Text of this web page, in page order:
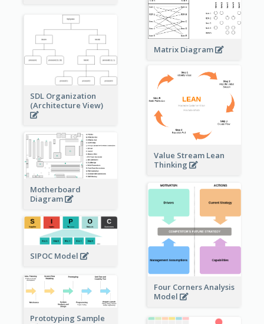
Matrix Diagram
SDL Organization
(Architecture View)
Value Stream Lean
Thinking
Motherboard
Diagram
Four Corners Analysis
Model
SIPOC Model
Prototyping Sample